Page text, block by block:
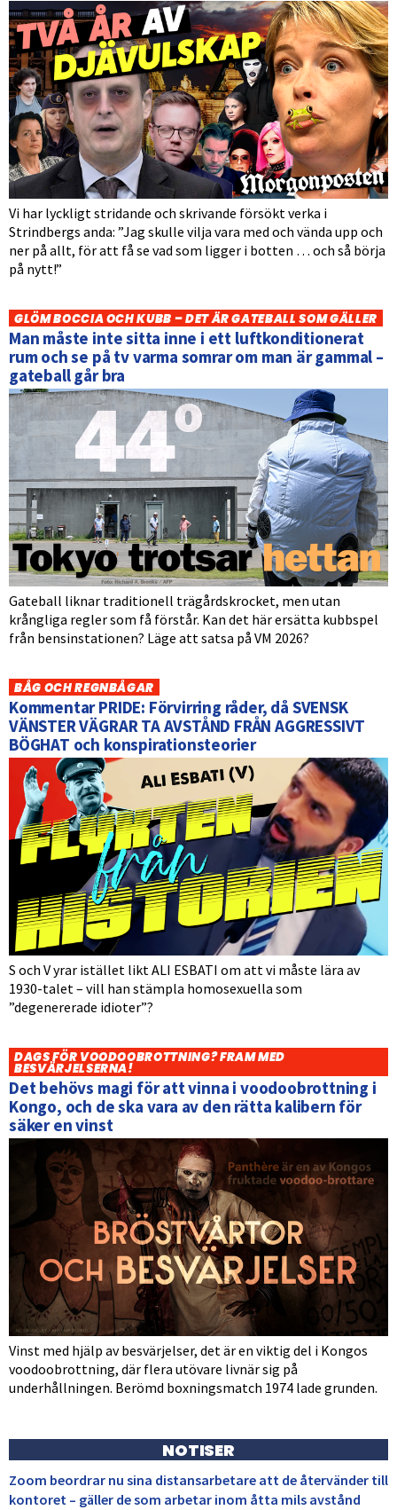
Vi har lyckligt stridande och skrivande försökt verka i
Strindbergs anda: ”Jag skulle vilja vara med och vända upp och
ner på allt, för att få se vad som ligger i botten … och så börja
på nytt!”
GLÖM BOCCIA OCH KUBB – DET ÄR GATEBALL SOM GÄLLER
Man måste inte sitta inne i ett luftkonditionerat
rum och se på tv varma somrar om man är gammal –
gateball går bra
Gateball liknar traditionell trägårdskrocket, men utan
krångliga regler som få förstår. Kan det här ersätta kubbspel
från bensinstationen? Läge att satsa på VM 2026?
BÅG OCH REGNBÅGAR
Kommentar PRIDE: Förvirring råder, då SVENSK
VÄNSTER VÄGRAR TA AVSTÅND FRÅN AGGRESSIVT
BÖGHAT och konspirationsteorier
S och V yrar istället likt ALI ESBATI om att vi måste lära av
1930-talet – vill han stämpla homosexuella som
”degenererade idioter”?
DAGS FÖR VOODOOBROTTNING? FRAM MED
BESVÄRJELSERNA!
Det behövs magi för att vinna i voodoobrottning i
Kongo, och de ska vara av den rätta kalibern för
säker en vinst
Vinst med hjälp av besvärjelser, det är en viktig del i Kongos
voodoobrottning, där flera utövare livnär sig på
underhållningen. Berömd boxningsmatch 1974 lade grunden.
NOTISER
Zoom beordrar nu sina distansarbetare att de återvänder till
kontoret – gäller de som arbetar inom åtta mils avstånd